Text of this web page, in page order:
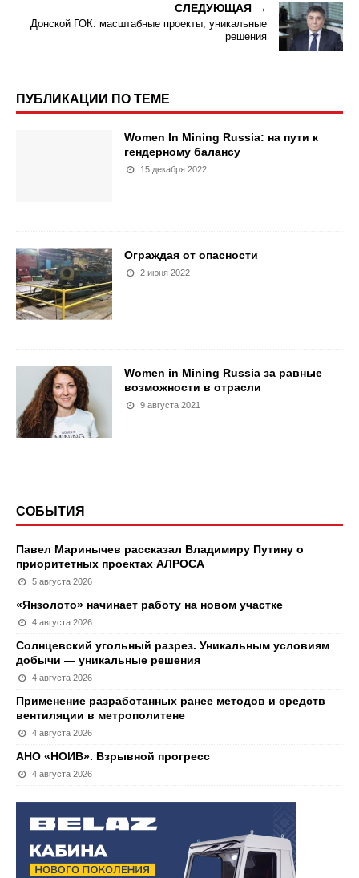
СЛЕДУЮЩАЯ
Донской ГОК: масштабные проекты, уникальные
решения
ПУБЛИКАЦИИ ПО ТЕМЕ
Women In Mining Russia: на пути к
гендерному балансу
15 декабря 2022
Ограждая от опасности
2 июня 2022
Women in Mining Russia за равные
возможности в отрасли
9 августа 2021
СОБЫТИЯ
Павел Маринычев рассказал Владимиру Путину о
приоритетных проектах АЛРОСА
5 августа 2026
«Янзолото» начинает работу на новом участке
4 августа 2026
Солнцевский угольный разрез. Уникальным условиям
добычи — уникальные решения
4 августа 2026
Применение разработанных ранее методов и средств
вентиляции в метрополитене
4 августа 2026
АНО «НОИВ». Взрывной прогресс
4 августа 2026